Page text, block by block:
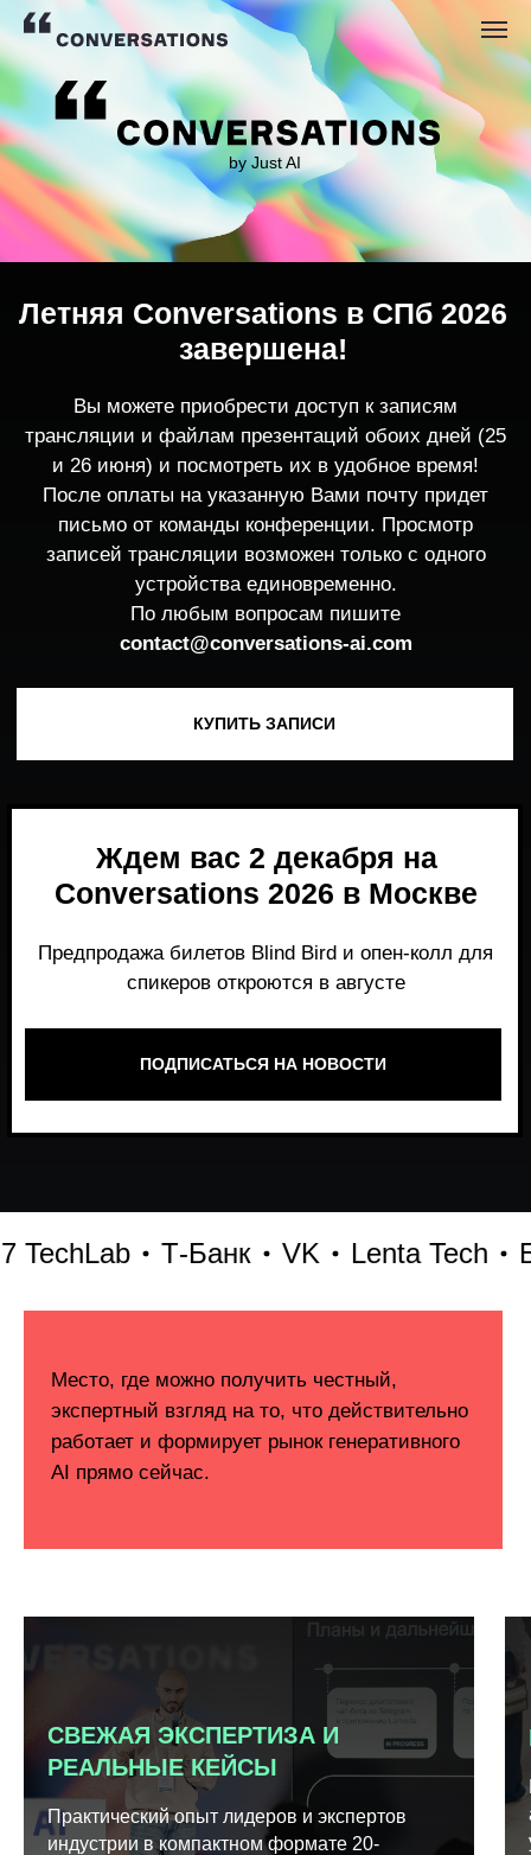
by Just AI
трансляции и файлам презентаций обоих дней (25
После оплаты на указанную Вами почту придет
записей трансляции возможен только с одного
устройства единовременно.
По любым вопросам пишите
contact@conversations-ai.co m
Летняя Conversations в СПб 2026
завершена!
Ждем вас 2 декабря на
Conversations 2026 в Москве
ПОДПИСАТЬСЯ НА НОВОСТИ
Т-Банк VK Lenta Tech
Место, где можно получить честный,
работает и формирует рынок генеративного
СВЕЖАЯ ЭКСПЕРТИЗА И
РЕАЛЬНЫЕ КЕЙСЫ
Практический опыт лидеров и экспертов
индустрии в компактном формате 20-